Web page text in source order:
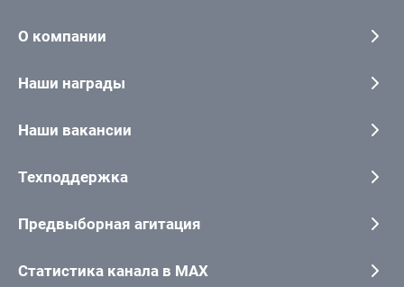
О компании
Наши награды
Наши вакансии
Техподдержка
Предвыборная агитация
Статистика канала в MAX